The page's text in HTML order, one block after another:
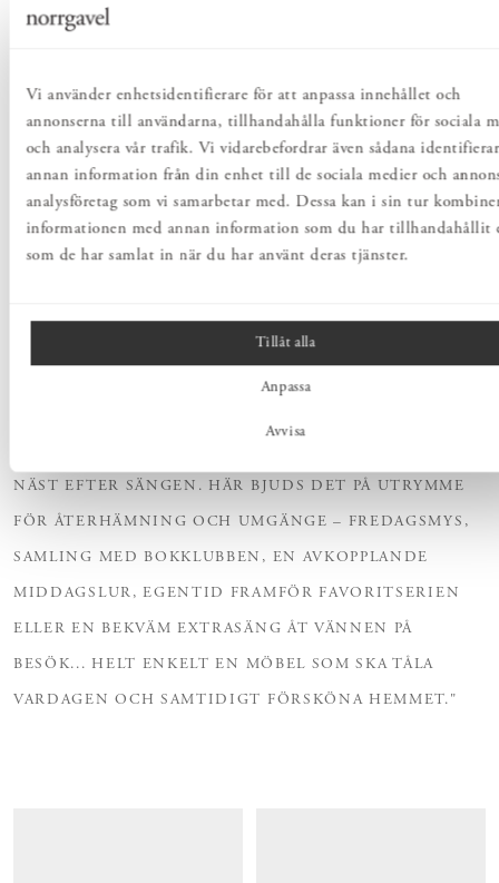
Vi använder enhetsidentifierare för att anpassa innehållet och
annonserna till användarna, tillhandahålla funktioner för sociala
och analysera vår trafik. Vi vidarebefordrar även sådana
annan information från din enhet till de sociala medier och
analysföretag som vi samarbetar med. Dessa kan i sin tur
informationen med annan information som du har tillhandahållit
som de har samlat in när du har använt deras tjänster.
Tillåt alla
Anpassa
Avvisa
Storlek, modell & livsstil
NÄST EFTER SÄNGEN. HÄR BJUDS DET PÅ UTRYMME
FÖR ÅTERHÄMNING OCH UMGÄNGE – FREDAGSMYS,
SAMLING MED BOKKLUBBEN, EN AVKOPPLANDE
MIDDAGSLUR, EGENTID FRAMFÖR FAVORITSERIEN
ELLER EN BEKVÄM EXTRASÄNG ÅT VÄNNEN PÅ
BESÖK... HELT ENKELT EN MÖBEL SOM SKA TÅLA
VARDAGEN OCH SAMTIDIGT FÖRSKÖNA HEMMET."